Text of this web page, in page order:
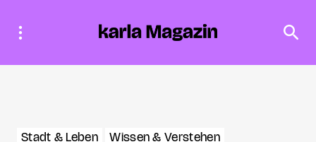
Stadt & Leben Wissen & Verstehen